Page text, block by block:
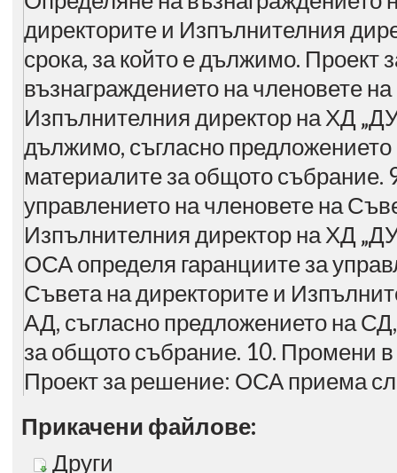
директорите и Изпълнителния
срока, за който е дължимо.
възнаграждението на членовете
Изпълнителния директор на ХД
дължимо, съгласно
материалите за общото събрание.
управлението на членовете на
Изпълнителния директор на ХД
ОСА определя гаранциите за
Съвета на директорите и
АД, съгласно предложението на
за общото събрание. 10. Промени
Проект за решение: ОСА приема
Прикачени файлове:
Други